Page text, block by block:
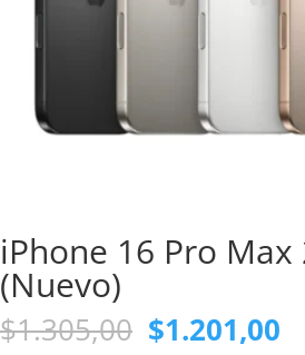
iPhone 16 Pro Max
(Nuevo)
$1.305,00 El
$1.201,00